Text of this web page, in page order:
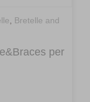
, Bretelle and
per